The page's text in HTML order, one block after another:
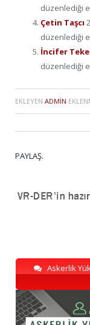
düzenlediği
Çetin Taşcı
düzenlediği
İncifer
düzenlediği
EKLEYEN ADMIN
PAYLAŞ.
Askerlik